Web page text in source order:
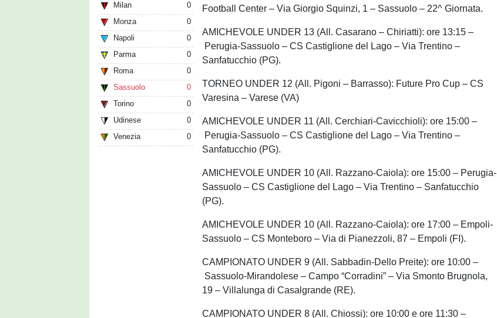
Milan
0
Monza
0
Napoli
0
Parma
0
Roma
0
Sassuolo
0
Torino
0
Udinese
0
Venezia
0
Football Center – Via Giorgio Squinzi, 1 – Sassuolo – 22^ Giornata.
AMICHEVOLE UNDER 13 (All. Casarano – Chiriatti): ore 13:15 –
Perugia-Sassuolo – CS Castiglione del Lago – Via Trentino –
Sanfatucchio (PG).
TORNEO UNDER 12 (All. Pigoni – Barrasso): Future Pro Cup – CS
Varesina – Varese (VA)
AMICHEVOLE UNDER 11 (All. Cerchiari-Cavicchioli): ore 15:00 –
Perugia-Sassuolo – CS Castiglione del Lago – Via Trentino –
Sanfatucchio (PG).
AMICHEVOLE UNDER 10 (All. Razzano-Caiola): ore 15:00 – Perugia-
Sassuolo – CS Castiglione del Lago – Via Trentino – Sanfatucchio
(PG).
AMICHEVOLE UNDER 10 (All. Razzano-Caiola): ore 17:00 – Empoli-
Sassuolo – CS Monteboro – Via di Pianezzoli, 87 – Empoli (FI).
CAMPIONATO UNDER 9 (All. Sabbadin-Dello Preite): ore 10:00 –
Sassuolo-Mirandolese – Campo “Corradini” – Via Smonto Brugnola,
19 – Villalunga di Casalgrande (RE).
CAMPIONATO UNDER 8 (All. Chiossi): ore 10:00 e ore 11:30 –